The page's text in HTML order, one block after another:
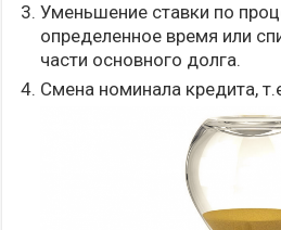
Уменьшение ставки по
определенное время или
части основного долга.
Смена номинала кредита,